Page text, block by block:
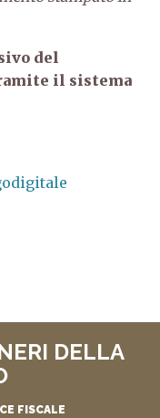
del
il sistema
DELLA
FISCALE